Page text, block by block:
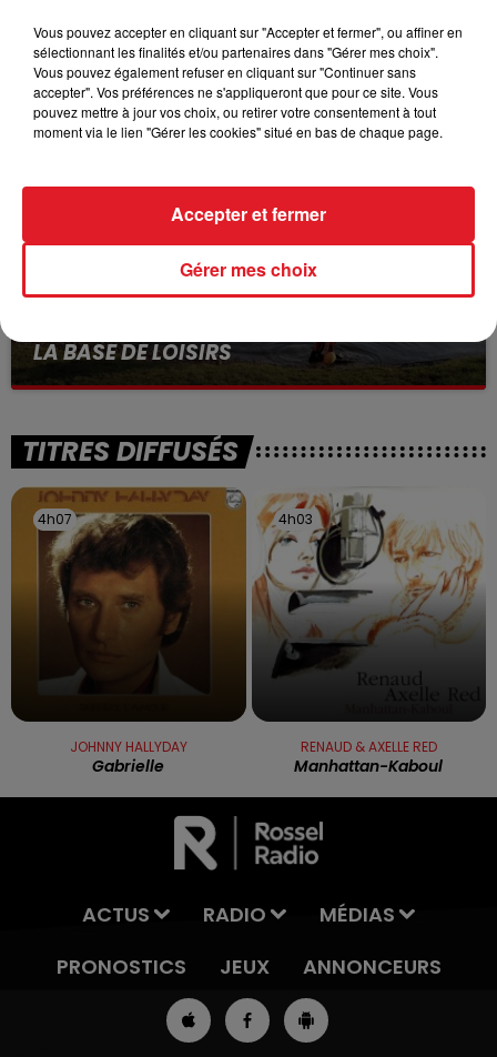
15 juillet 2026
BÉTHUNE: ENQUÊTE POUR HOMICIDE
VOLONTAIRE EN COURS, APRÈS LA...
Selon les premiers éléments, le logement servait
à des prostituées
13 juillet 2026
LA BASE DE LOISIRS
La victime a coulé à pic
TITRES DIFFUSÉS
4h07
4h07
JOHNNY HALLYDAY
Gabrielle
4h03
4h03
RENAUD & AXELLE RED
Manhattan-Kaboul
ACTUS RADIO
MÉDIAS
PRONOSTICS
JEUX ANNONCEURS
Vous pouvez accepter en cliquant sur "Accepter et fermer", ou affiner en
sélectionnant les finalités et/ou partenaires dans "Gérer mes choix".
Vous pouvez également refuser en cliquant sur "Continuer sans
accepter". Vos préférences ne s'appliqueront que pour ce site. Vous
pouvez mettre à jour vos choix, ou retirer votre consentement à tout
moment via le lien "Gérer les cookies" situé en bas de chaque page.
Gérer mes choix
Accepter et fermer